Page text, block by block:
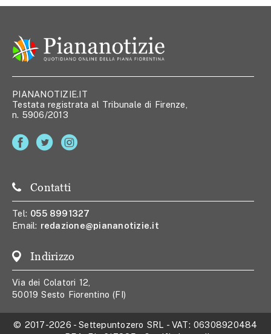
PIANANOTIZIE.IT
Testata registrata al Tribunale di Firenze,
n. 5906/2013
Contatti
Tel: 055 8991327
Email: redazione@piananotizie.it
Indirizzo
Via dei Colatori 12,
50019 Sesto Fiorentino (FI)
© 2017-2026 -Settepuntozero SRL - VAT: 06308920484